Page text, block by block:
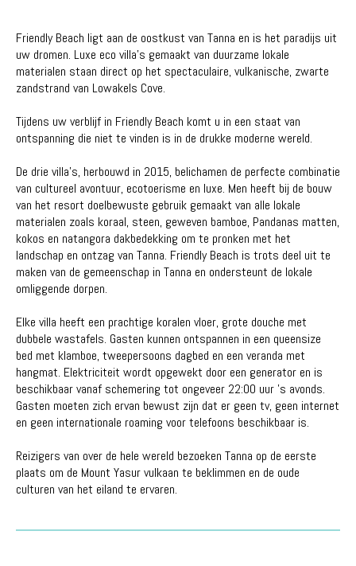
Friendly Beach ligt aan de oostkust van Tanna en is het paradijs uit
uw dromen. Luxe eco villa's gemaakt van duurzame lokale
materialen staan direct op het spectaculaire, vulkanische, zwarte
zandstrand van Lowakels Cove.
Tijdens uw verblijf in Friendly Beach komt u in een staat van
ontspanning die niet te vinden is in de drukke moderne wereld.
De drie villa's, herbouwd in 2015, belichamen de perfecte combinatie
van cultureel avontuur, ecotoerisme en luxe. Men heeft bij de bouw
van het resort doelbewuste gebruik gemaakt van alle lokale
materialen zoals koraal, steen, geweven bamboe, Pandanas matten,
kokos en natangora dakbedekking om te pronken met het
landschap en ontzag van Tanna. Friendly Beach is trots deel uit te
maken van de gemeenschap in Tanna en ondersteunt de lokale
omliggende dorpen.
Elke villa heeft een prachtige koralen vloer, grote douche met
dubbele wastafels. Gasten kunnen ontspannen in een queensize
bed met klamboe, tweepersoons dagbed en een veranda met
hangmat. Elektriciteit wordt opgewekt door een generator en is
beschikbaar vanaf schemering tot ongeveer 22:00 uur 's avonds.
Gasten moeten zich ervan bewust zijn dat er geen tv, geen internet
en geen internationale roaming voor telefoons beschikbaar is.
Reizigers van over de hele wereld bezoeken Tanna op de eerste
plaats om de Mount Yasur vulkaan te beklimmen en de oude
culturen van het eiland te ervaren.